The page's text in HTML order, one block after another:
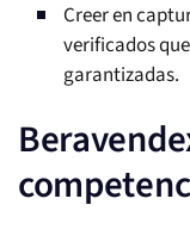
Creer en
verificados
garantizadas.